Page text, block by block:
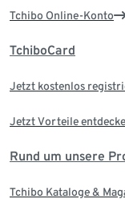
Tchibo Online-Konto
TchiboCard
Jetzt kostenlos
Jetzt Vorteile
Rund um unsere
Tchibo Kataloge &